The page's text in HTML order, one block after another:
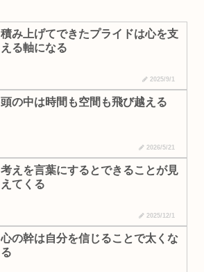
積み上げてできたプライドは心を支
える軸になる
2025/9/1
頭の中は時間も空間も飛び越える
2026/5/21
考えを言葉にするとできることが見
えてくる
2025/12/1
心の幹は自分を信じることで太くな
る